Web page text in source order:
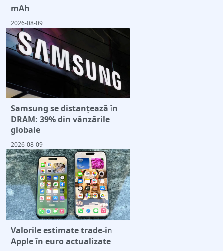
mAh
2026-08-09
Samsung se distanțează în
DRAM: 39% din vânzările
globale
2026-08-09
Valorile estimate trade-in
Apple în euro actualizate